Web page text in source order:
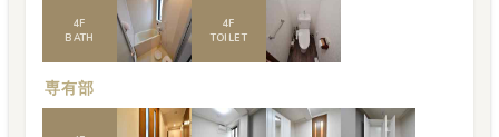
4F
BATH
4F
TOILET
専有部